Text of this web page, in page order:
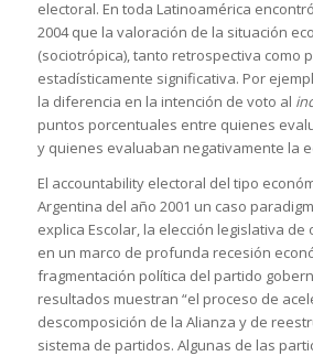
electoral. En toda Latinoamérica
2004 que la valoración de la situación
(sociotrópica), tanto retrospectiva como
estadísticamente significativa. Por
la diferencia en la intención de voto al
puntos porcentuales entre quienes
y quienes evaluaban negativamente la
El accountability electoral del tipo
Argentina del año 2001 un caso
explica Escolar, la elección legislativa de
en un marco de profunda recesión
fragmentación política del partido
resultados muestran “el proceso de
descomposición de la Alianza y de
sistema de partidos. Algunas de las